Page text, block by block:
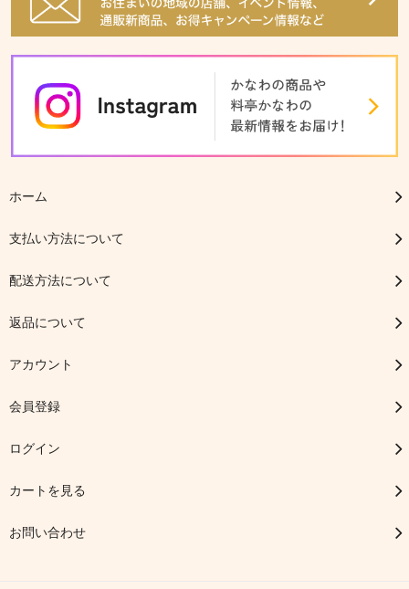
ホーム
支払い方法について
配送方法について
返品について
アカウント
会員登録
ログイン
カートを見る
お問い合わせ